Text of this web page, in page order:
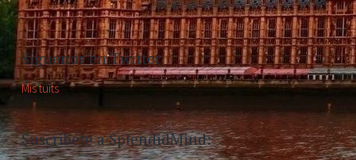
Síguenos en Twitter
Mis tuits
Suscríbete a SplendidMind: